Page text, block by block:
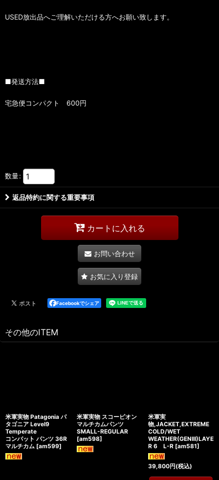
USED放出品へご理解いただける方へお願い致します。
■発送方法■
宅急便コンパクト 600円
数量:
返品特約に関する重要事項
カートに入れる
お問い合わせ
お気に入り登録
Facebookでシェア
その他のITEM
米軍実物 Patagonia パ
タゴニア Level9
Temperate
コンバット パンツ 36R
マルチカム [am599]
米軍実物 スコーピオン
マルチカムパンツ
SMALL-REGULAR
[am598]
米軍実
物,JACKET,EXTREME
COLD/WET
WEATHER(GENIII)LAYE
R 6 L-R [am581]
39,800円(税込)